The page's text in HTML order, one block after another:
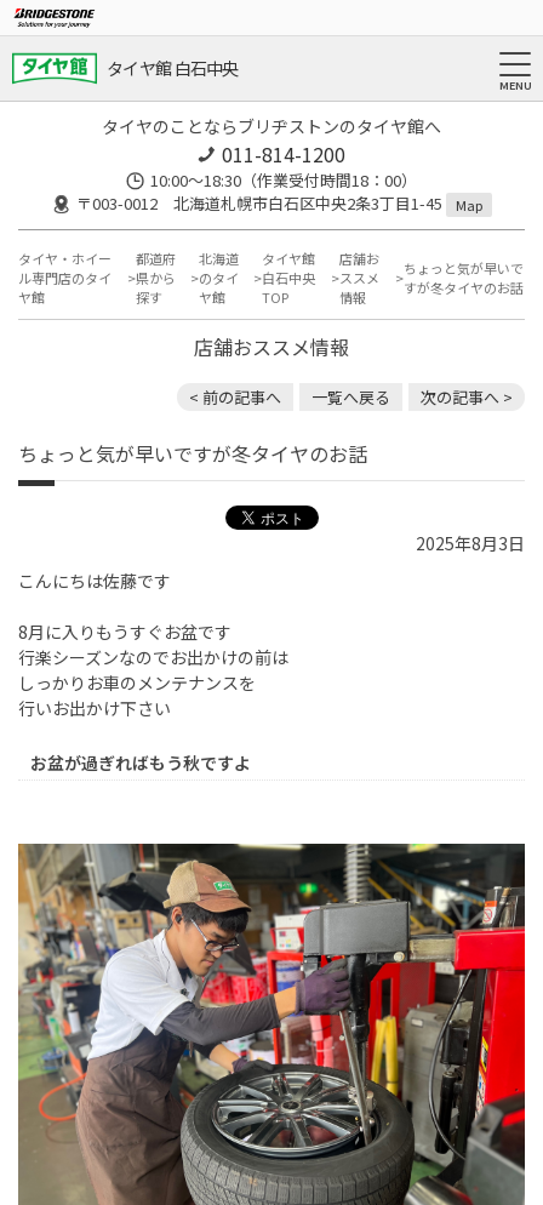
タイヤ館 白石中央
タイヤのことならブリヂストンのタイヤ館へ
011-814-1200
10:00～18:30（作業受付時間18：00）
〒003-0012 北海道札幌市白石区中央2条3丁目1-45
Map
タイヤ・ホイー
ル専門店のタイ
ヤ館
都道府
県から
探す
北海道
のタイ
ヤ館
タイヤ館
白石中央
TOP
店舗お
ススメ
情報
ちょっと気が早いで
すが冬タイヤのお話
店舗おススメ情報
< 前の記事へ 一覧へ戻る 次の記事へ >
ちょっと気が早いですが冬タイヤのお話
2025年8月3日
こんにちは佐藤です
8月に入りもうすぐお盆です
行楽シーズンなのでお出かけの前は
しっかりお車のメンテナンスを
行いお出かけ下さい
お盆が過ぎればもう秋ですよ